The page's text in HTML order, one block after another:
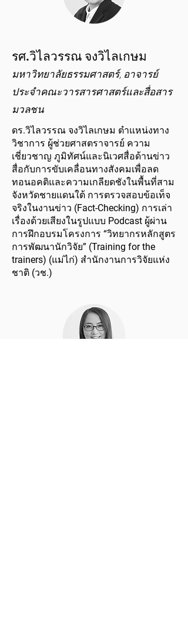
รศ.วิไลวรรณ จงวิไลเกษม
มหาวิทยาลัยธรรมศาสตร์, อาจารย์
ประจำคณะวารสารศาสตร์และสื่อสาร
มวลชน
ดร.วิไลวรรณ จงวิไลเกษม ตำแหน่งทาง
วิชาการ ผู้ช่วยศาสตราจารย์ ความ
เชี่ยวชาญ ภูมิทัศน์และนิเวศสื่อด้านข่าว
สื่อกับการขับเคลื่อนทางสังคมเพื่อลด
ทอนอคติและความเกลียดชังในพื้นที่สาม
จังหวัดชายแดนใต้ การตรวจสอบข้อเท็จ
จริงในงานข่าว (Fact-Checking) การเล่า
เรื่องด้วยเสียงในรูปแบบ Podcast ผู้ผ่าน
การฝึกอบรมโครงการ “วิทยากรหลักสูตร
การพัฒนานักวิจัย” (Training for the
trainers) (แม่ไก่) สำนักงานการวิจัยแห่ง
ชาติ (วช.)